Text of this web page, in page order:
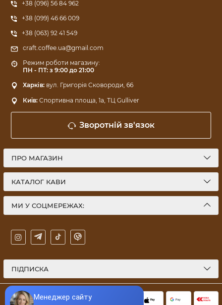
+38 (096) 56 84 962
+38 (099) 46 66 009
+38 (063) 92 41 549
craft.coffee.ua@gmail.com
Режим роботи магазину:
ПН - ПТ: з 9:00 до 21:00
Харків: вул. Григорія Сковороди, 66
Київ: Спортивна площа, 1a, ТЦ Gulliver
Зворотній зв'язок
ПРО МАГАЗИН
КАТАЛОГ КАВИ
ПІДПИСКА
МИ У СОЦМЕРЕЖАХ: